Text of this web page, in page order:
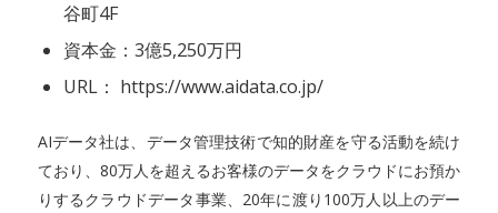
谷町4F
資本金：3億5,250万円
URL： https://www.aidata.co.jp/
AIデータ社は、データ管理技術で知的財産を守る活動を続け
ており、80万人を超えるお客様のデータをクラウドにお預か
りするクラウドデータ事業、20年に渡り100万人以上のデー